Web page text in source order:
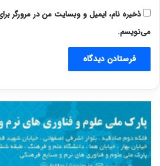
ذخیره نام، ایمیل و وبسایت من در مرورگر
می‌نویسم.